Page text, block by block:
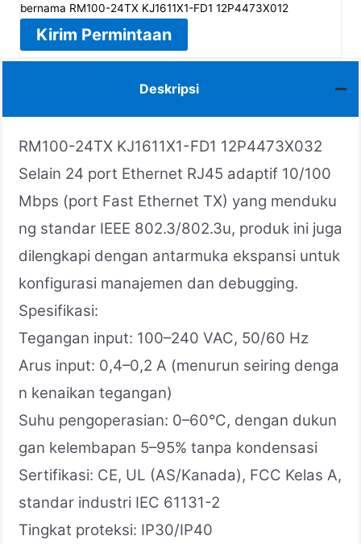
bernama RM100-24TX KJ1611X1-FD1 12P4473X012
Kirim Permintaan
Deskripsi
RM100-24TX KJ1611X1-FD1 12P4473X032
Selain 24 port Ethernet RJ45 adaptif 10/100
Mbps (port Fast Ethernet TX) yang menduku
ng standar IEEE 802.3/802.3u, produk ini juga
dilengkapi dengan antarmuka ekspansi untuk
konfigurasi manajemen dan debugging.
Spesifikasi:
Tegangan input: 100–240 VAC, 50/60 Hz
Arus input: 0,4–0,2 A (menurun seiring denga
n kenaikan tegangan)
Suhu pengoperasian: 0–60°C, dengan dukun
gan kelembapan 5–95% tanpa kondensasi
Sertifikasi: CE, UL (AS/Kanada), FCC Kelas A,
standar industri IEC 61131-2
Tingkat proteksi: IP30/IP40